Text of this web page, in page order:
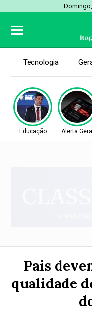
Tecnologia
Educação Alerta Geral
Pais
qualidade